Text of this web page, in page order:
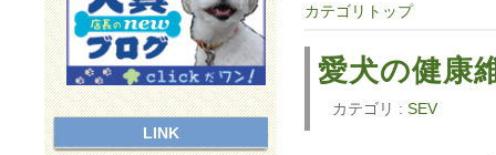
カテゴリトップ
愛犬の健
カテゴリ : SEV
LINK